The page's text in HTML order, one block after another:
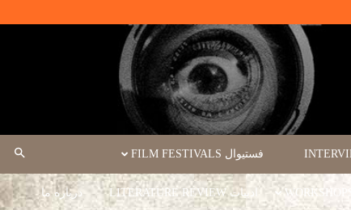
فستیوال FILM FESTIVALS
ادبیات LITERATURE REVIEW درباره ما